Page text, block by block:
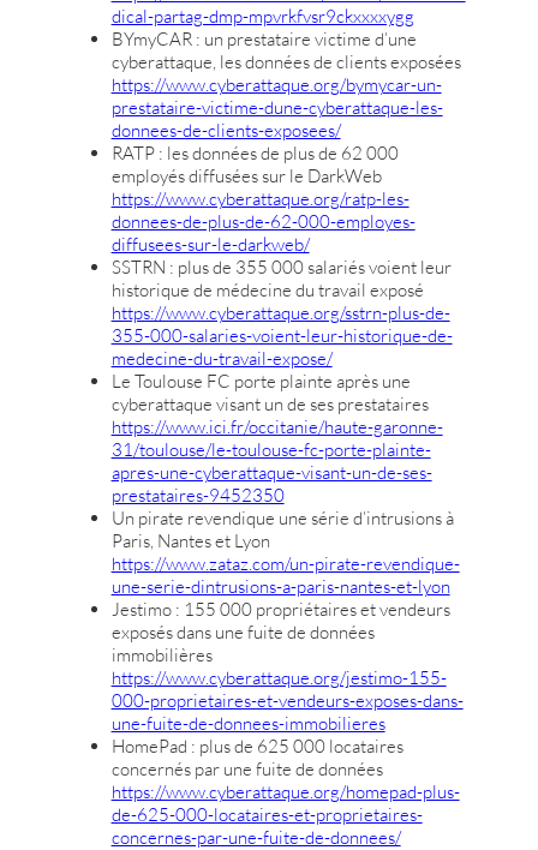
dical-partag-dmp-mpvrkfvsr9ckxxxxygg
BYmyCAR : un prestataire victime d’une
cyberattaque, les données de clients exposées
https://www.cyberattaque.org/bymycar-un-
prestataire-victime-dune-cyberattaque-les-
donnees-de-clients-exposees/
RATP : les données de plus de 62 000
employés diffusées sur le DarkWeb
https://www.cyberattaque.org/ratp-les-
donnees-de-plus-de-62-000-employes-
diffusees-sur-le-darkweb/
SSTRN : plus de 355 000 salariés voient leur
historique de médecine du travail exposé
https://www.cyberattaque.org/sstrn-plus-de-
355-000-salaries-voient-leur-historique-de-
medecine-du-travail-expose/
Le Toulouse FC porte plainte après une
cyberattaque visant un de ses prestataires
https://www.ici.fr/occitanie/haute-garonne-
31/toulouse/le-toulouse-fc-porte-plainte-
apres-une-cyberattaque-visant-un-de-ses-
prestataires-9452350
Un pirate revendique une série d’intrusions à
Paris, Nantes et Lyon
https://www.zataz.com/un-pirate-revendique-
une-serie-dintrusions-a-paris-nantes-et-lyon
Jestimo : 155 000 propriétaires et vendeurs
exposés dans une fuite de données
immobilières
https://www.cyberattaque.org/jestimo-155-
000-proprietaires-et-vendeurs-exposes-dans-
une-fuite-de-donnees-immobilieres
HomePad : plus de 625 000 locataires
concernés par une fuite de données
https://www.cyberattaque.org/homepad-plus-
de-625-000-locataires-et-proprietaires-
concernes-par-une-fuite-de-donnees/